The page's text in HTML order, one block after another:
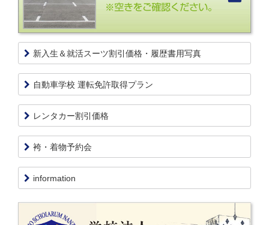
新入生＆就活スーツ割引価格・履歴書用写真
自動車学校 運転免許取得プラン
レンタカー割引価格
袴・着物予約会
information